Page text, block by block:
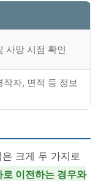
사망 시점 확인
자, 면적 등 정보
크게 두 가지로
이전하는 경우와